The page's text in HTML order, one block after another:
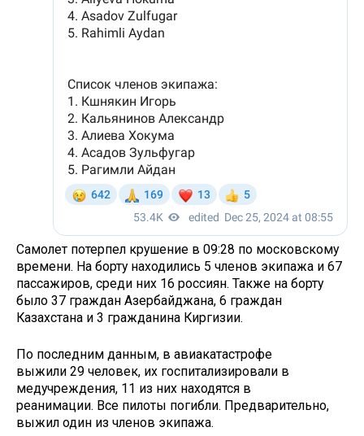
Самолет потерпел крушение в 09:28 по московскому
времени. На борту находились 5 членов экипажа и 67
пассажиров, среди них 16 россиян. Также на борту
было 37 граждан Азербайджана, 6 граждан
Казахстана и 3 гражданина Киргизии.
По последним данным, в авиакатастрофе
выжили 29 человек, их госпитализировали в
медучреждения, 11 из них находятся в
реанимации. Все пилоты погибли. Предварительно,
выжил один из членов экипажа.